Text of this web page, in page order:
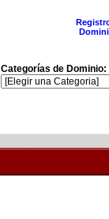
Categorías de Dominio: